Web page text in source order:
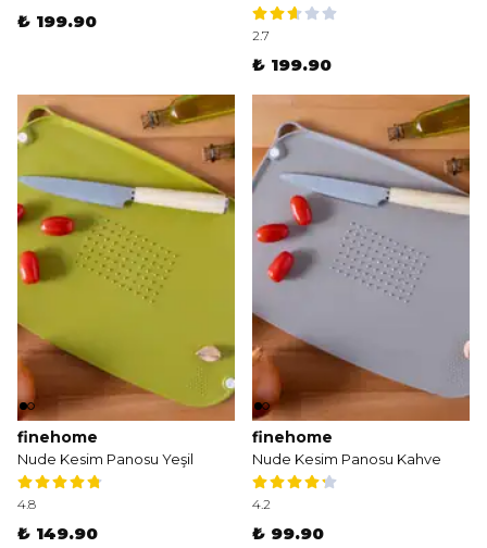
₺ 199.90
2.7
₺ 199.90
finehome
Nude Kesim Panosu Yeşil
4.8
₺ 149.90
finehome
Nude Kesim Panosu Kahve
4.2
₺ 99.90